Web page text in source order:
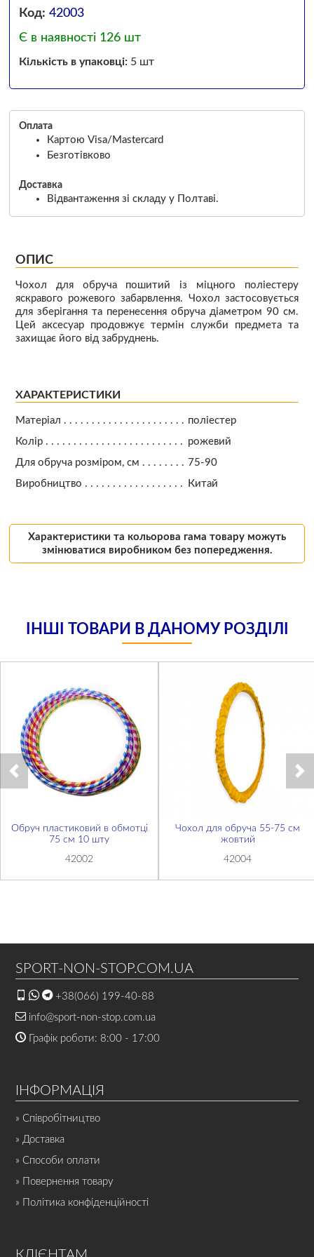
Код: 42003
Є в наявності 126 шт
Кількість в упаковці:5 шт
Оплата
Картою Visa/Mastercard
Безготівково
Доставка
Відвантаження зі складу у Полтаві.
ОПИС
Чохол для обруча пошитий із міцного поліестеру
яскравого рожевого забарвлення. Чохол застосовується
для зберігання та перенесення обруча діаметром 90 см.
Цей аксесуар продовжує термін служби предмета та
захищає його від забруднень.
ХАРАКТЕРИСТИКИ
Матеріал
поліестер
Колір
рожевий
Для обруча розміром, см
75-90
Виробництво
Китай
Характеристики та кольорова гама товару можуть
змінюватися виробником без попередження.
ІНШІ ТОВАРИ В ДАНОМУ РОЗДІЛІ
Обруч пластиковий в обмотці
75 см 10 шту
42002
Чохол для обруча 55-75 см
жовтий
42004
SPORT-NON-STOP.COM.UA
+38(066) 199-40-88
info@sport-non-stop.com.ua
Графік роботи: 8:00 - 17:00
ІНФОРМАЦІЯ
» Співробітництво
» Доставка
» Способи оплати
» Повернення товару
» Політика конфіденційності